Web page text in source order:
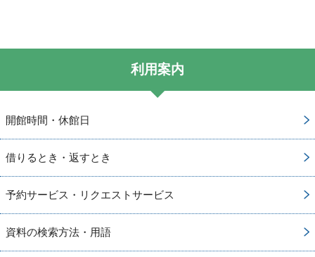
利用案内
開館時間・休館日
借りるとき・返すとき
予約サービス・リクエストサービス
資料の検索方法・用語